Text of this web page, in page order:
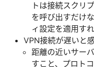
トは接続スクリ
を呼び出すだけ
ィ設定を適用す
VPN接続が遅いと
距離の近いサー
すこと、プロト